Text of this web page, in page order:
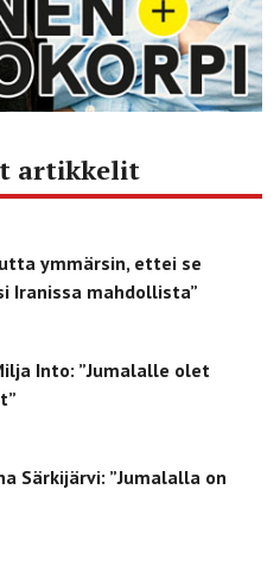
artikkelit
ymmärsin, ettei se
Iranissa mahdollista”
Into: ”Jumalalle olet
Särkijärvi: ”Jumalalla on